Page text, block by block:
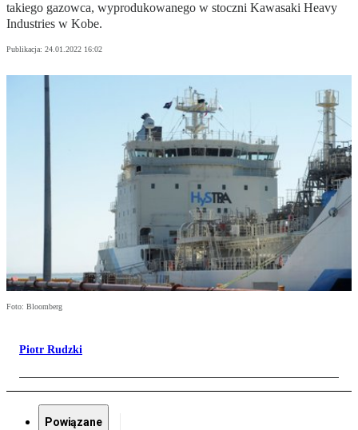
takiego gazowca, wyprodukowanego w stoczni Kawasaki Heavy
Industries w Kobe.
Publikacja: 24.01.2022 16:02
Foto: Bloomberg
Piotr Rudzki
Powiązane